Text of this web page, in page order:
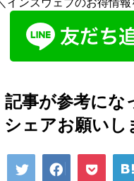
記事が参考にな
シェアお願いし